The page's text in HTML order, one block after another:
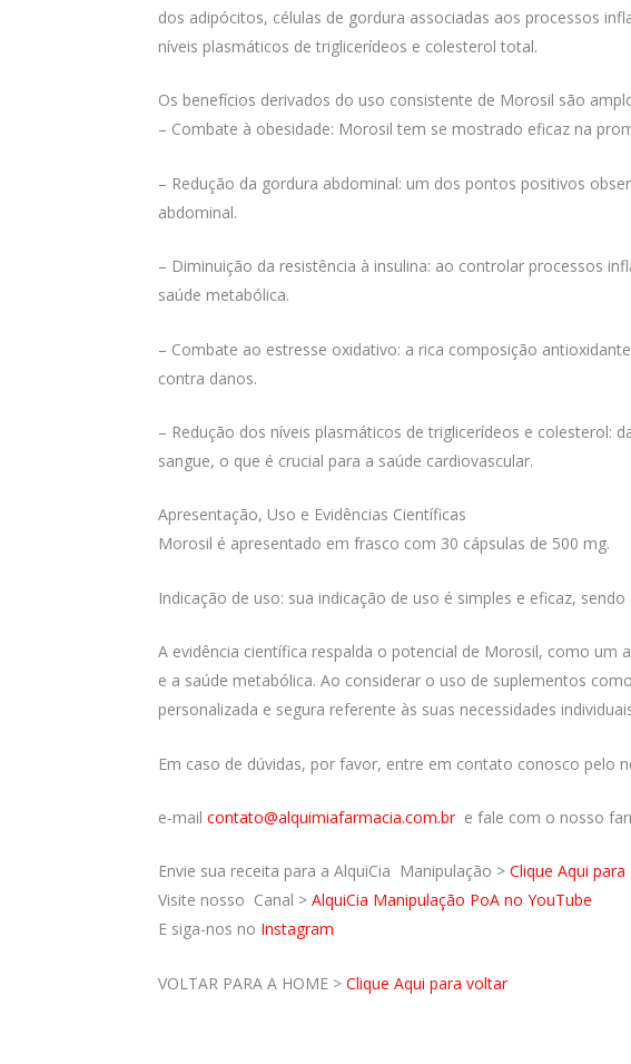
dos adipócitos, células de gordura associadas aos processos
níveis plasmáticos de triglicerídeos e colesterol total.
Os benefícios derivados do uso consistente de Morosil são
– Combate à obesidade: Morosil tem se mostrado eficaz na
– Redução da gordura abdominal: um dos pontos positivos
abdominal.
– Diminuição da resistência à insulina: ao controlar processos
saúde metabólica.
– Combate ao estresse oxidativo: a rica composição
contra danos.
– Redução dos níveis plasmáticos de triglicerídeos e colesterol:
sangue, o que é crucial para a saúde cardiovascular.
Apresentação, Uso e Evidências Científicas
Morosil é apresentado em frasco com 30 cápsulas de 500 mg.
Indicação de uso: sua indicação de uso é simples e eficaz,
A evidência científica respalda o potencial de Morosil, como um
e a saúde metabólica. Ao considerar o uso de suplementos
personalizada e segura referente às suas necessidades
Em caso de dúvidas, por favor, entre em contato conosco pelo
e-mail contato@alquimiafarmacia.com.bre fale com o nosso
Envie sua receita para a AlquiCia Manipulação > Clique Aqui para
Visite nosso Canal > AlquiCia Manipulação PoA no YouTube
E siga-nos no Instagram
VOLTAR PARA A HOME > Clique Aqui para voltar